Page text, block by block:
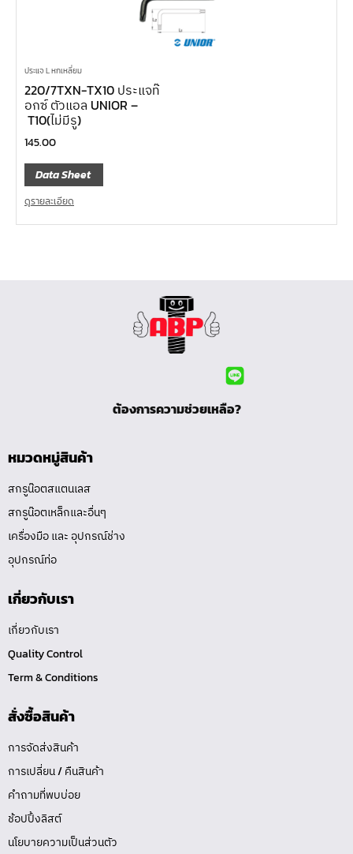
ประแจ L หกเหลี่ยม
220/7TXN-TX10 ประแจท๊
อกซ์ ตัวแอล UNIOR –
T10(ไม่มีรู)
145.00
Data Sheet
ดูรายละเอียด
ต้องการความช่วยเหลือ?
หมวดหมู่สินค้า
สกรูน๊อตสแตนเลส
สกรูน๊อตเหล็กและอื่นๆ
เครื่องมือ และ อุปกรณ์ช่าง
อุปกรณ์ท่อ
เกี่ยวกับเรา
เกี่ยวกับเรา
Quality Control
Term & Conditions
สั่งซื้อสินค้า
การจัดส่งสินค้า
การเปลี่ยน / คืนสินค้า
คำถามที่พบบ่อย
ช้อปปิ้งลิสต์
นโยบายความเป็นส่วนตัว